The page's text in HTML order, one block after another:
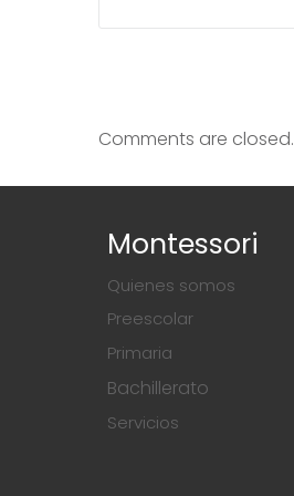
Comments are closed.
Montessori
Quienes somos
Preescolar
Primaria
Bachillerato
Servicios